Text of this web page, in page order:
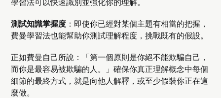
學習法可以快速識別並強化你的理解。
測試知識掌握度 ：即使你已經對某個主題有相當的把握，
費曼學習法也能幫助你測試理解程度，挑戰既有的假設。
正如費曼自己所說：「第一個原則是你絕不能欺騙自己，
而你是最容易被欺騙的人。」確保你真正理解概念中每個
細節的最終方式，就是向他人解釋，或至少假裝你正在這
麼做。